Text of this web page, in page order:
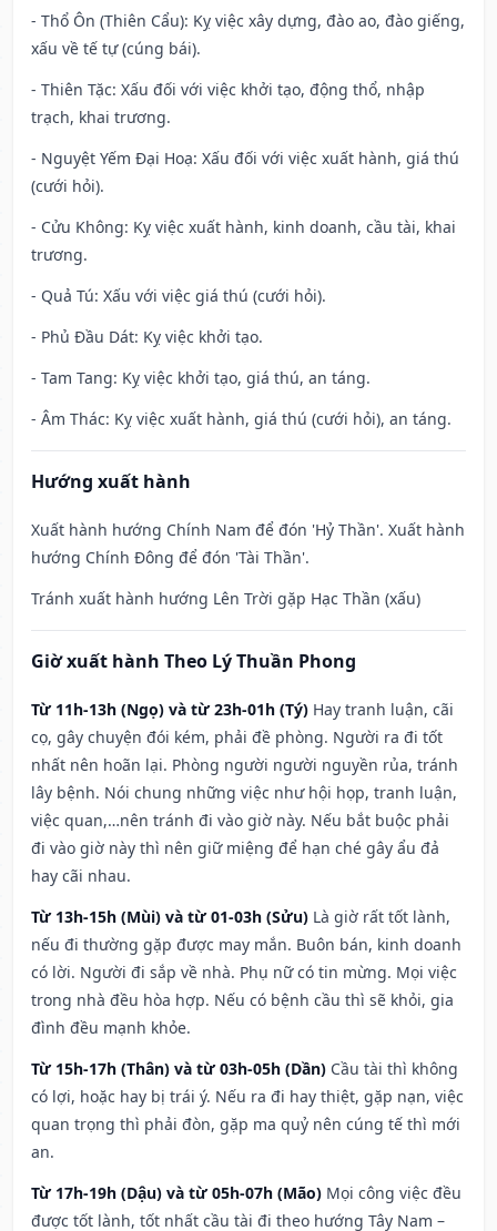
- Thổ Ôn (Thiên Cẩu): Kỵ việc xây dựng, đào ao, đào giếng,
xấu về tế tự (cúng bái).
- Thiên Tặc: Xấu đối với việc khởi tạo, động thổ, nhập
trạch, khai trương.
- Nguyệt Yếm Đại Hoạ: Xấu đối với việc xuất hành, giá thú
(cưới hỏi).
- Cửu Không: Kỵ việc xuất hành, kinh doanh, cầu tài, khai
trương.
- Quả Tú: Xấu với việc giá thú (cưới hỏi).
- Phủ Đầu Dát: Kỵ việc khởi tạo.
- Tam Tang: Kỵ việc khởi tạo, giá thú, an táng.
- Âm Thác: Kỵ việc xuất hành, giá thú (cưới hỏi), an táng.
Hướng xuất hành
Xuất hành hướng Chính Nam để đón 'Hỷ Thần'. Xuất hành
hướng Chính Đông để đón 'Tài Thần'.
Tránh xuất hành hướng Lên Trời gặp Hạc Thần (xấu)
Giờ xuất hành Theo Lý Thuần Phong
Từ 11h-13h (Ngọ) và từ 23h-01h (Tý) Hay tranh luận, cãi
cọ, gây chuyện đói kém, phải đề phòng. Người ra đi tốt
nhất nên hoãn lại. Phòng người người nguyền rủa, tránh
lây bệnh. Nói chung những việc như hội họp, tranh luận,
việc quan,…nên tránh đi vào giờ này. Nếu bắt buộc phải
đi vào giờ này thì nên giữ miệng để hạn ché gây ẩu đả
hay cãi nhau.
Từ 13h-15h (Mùi) và từ 01-03h (Sửu) Là giờ rất tốt lành,
nếu đi thường gặp được may mắn. Buôn bán, kinh doanh
có lời. Người đi sắp về nhà. Phụ nữ có tin mừng. Mọi việc
trong nhà đều hòa hợp. Nếu có bệnh cầu thì sẽ khỏi, gia
đình đều mạnh khỏe.
Từ 15h-17h (Thân) và từ 03h-05h (Dần) Cầu tài thì không
có lợi, hoặc hay bị trái ý. Nếu ra đi hay thiệt, gặp nạn, việc
quan trọng thì phải đòn, gặp ma quỷ nên cúng tế thì mới
an.
Từ 17h-19h (Dậu) và từ 05h-07h (Mão) Mọi công việc đều
được tốt lành, tốt nhất cầu tài đi theo hướng Tây Nam –